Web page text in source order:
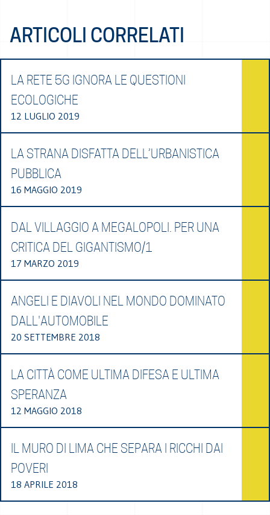
ARTICOLI CORRELATI
LA RETE 5G IGNORA LE QUESTIONI
ECOLOGICHE
12 LUGLIO 2019
LA STRANA DISFATTA DELL’URBANISTICA
PUBBLICA
16 MAGGIO 2019
DAL VILLAGGIO A MEGALOPOLI. PER UNA
CRITICA DEL GIGANTISMO/1
17 MARZO 2019
ANGELI E DIAVOLI NEL MONDO DOMINATO
DALL'AUTOMOBILE
20 SETTEMBRE 2018
LA CITTÀ COME ULTIMA DIFESA E ULTIMA
SPERANZA
12 MAGGIO 2018
IL MURO DI LIMA CHE SEPARA I RICCHI DAI
POVERI
18 APRILE 2018